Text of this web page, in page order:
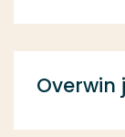
Overwin